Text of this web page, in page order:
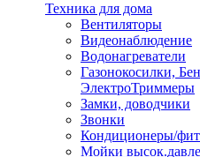
Техника для дома
Вентиляторы
Видеонаблюдение
Водонагреватели
Газонокосилки,
ЭлектроТриммеры
Замки, доводчики
Звонки
Кондиционеры/
Мойки